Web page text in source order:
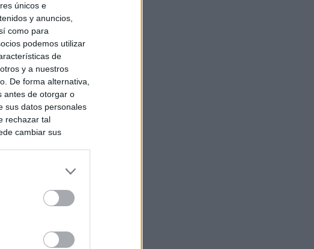
únicos e
y anuncios,
como para
podemos utilizar
de
y a nuestros
De forma alternativa,
antes de otorgar o
sus datos personales
rechazar tal
cambiar sus